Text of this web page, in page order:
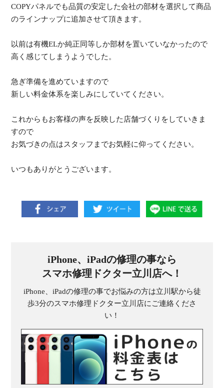
COPYパネルでも品質の安定した会社の部材を選択して商品
のラインナップに追加させて頂きます。
以前は有機ELか純正同等しか部材を置いていなかったので
高く感じてしまうようでした。
急ぎ準備を進めていますので
新しい料金体系を楽しみにしていてください。
これからもお客様の声を反映した店舗づくりをしていきま
すので
お気づきの点はスタッフまでお気軽に仰ってください。
いつもありがとうございます。
iPhone、iPadの修理の事なら
スマホ修理ドクター立川店へ！
iPhone、iPadの修理の事でお悩みの方は立川駅から徒
歩3分のスマホ修理ドクター立川店にご連絡くださ
い！